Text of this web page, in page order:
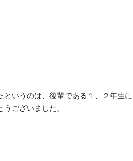
いうのは、後輩である１、２年生
ございました。